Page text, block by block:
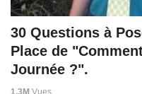
30 Questions à
Place de
Journée ?".
1,3M Vues